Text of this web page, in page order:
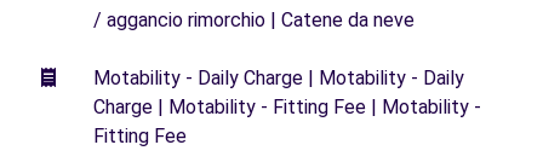
/ aggancio rimorchio | Catene da neve
Motability - Daily Charge | Motability - Daily
Charge | Motability - Fitting Fee | Motability -
Fitting Fee